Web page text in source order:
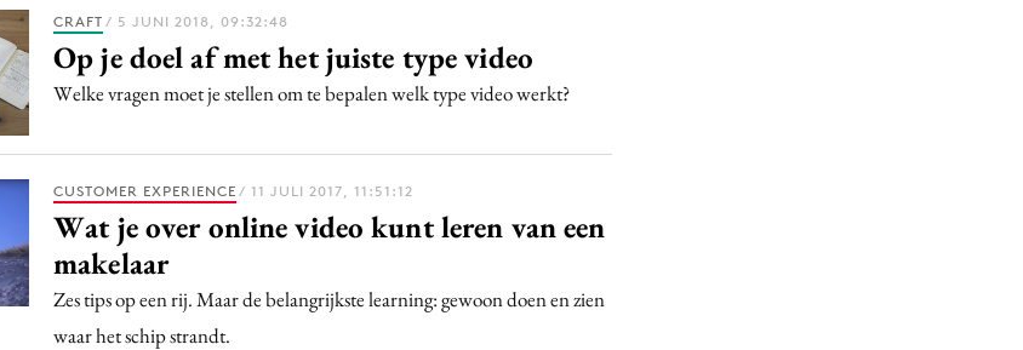
Reputatie & crisis
CRAFT / 5 JUNI 2018, 09:32:48
Op je doel af met het juiste type video
Welke vragen moet je stellen om te bepalen welk type video werkt?
CUSTOMER EXPERIENCE / 11 JULI 2017, 11:51:12
Wat je over online video kunt leren van een
makelaar
Zes tips op een rij. Maar de belangrijkste learning: gewoon doen en zien
waar het schip strandt.